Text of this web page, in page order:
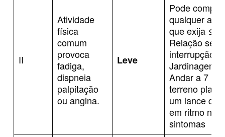
II
Atividade
física
comum
provoca
fadiga,
dispneia
palpitação
ou angina.
Leve
Pode
qualquer
que exija ≤ 5
Relação
interrupção
Jardinagem
Andar a 7
terreno
um lance de
em ritmo
sintomas